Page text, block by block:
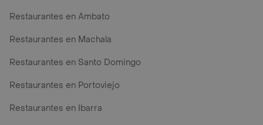
Restaurantes en Ambato
Restaurantes en Machala
Restaurantes en Santo Domingo
Restaurantes en Portoviejo
Restaurantes en Ibarra